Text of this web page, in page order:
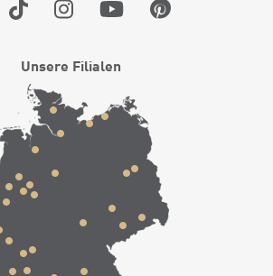
Unsere Filialen